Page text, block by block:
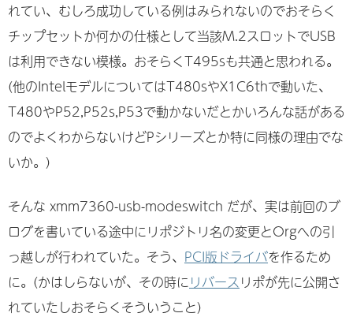
れてい、むしろ成功している例はみられないのでおそらく
チップセットか何かの仕様として当該M.2スロットでUSB
は利用できない模様。おそらくT495sも共通と思われる。
(他のIntelモデルについてはT480sやX1C6thで動いた、
T480やP52,P52s,P53で動かないだとかいろんな話がある
のでよくわからないけどPシリーズとか特に同様の理由でな
いか。)
そんな xmm7360-usb-modeswitch だが、実は前回のブ
ログを書いている途中にリポジトリ名の変更とOrgへの引
っ越しが行われていた。そう、 PCI版ドライバを作るため
に。(かはしらないが、その時にリバースリポが先に公開さ
れていたしおそらくそういうこと)